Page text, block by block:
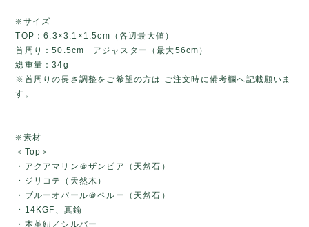
❇️サイズ
TOP：6.3×3.1×1.5cm（各辺最大値）
首周り：50.5cm +アジャスター（最大56cm）
総重量：34g
※首周りの長さ調整をご希望の方は ご注文時に備考欄へ記載願いま
す。
❇️素材
＜Top＞
・アクアマリン＠ザンビア（天然石）
・ジリコテ（天然木）
・ブルーオパール＠ペルー（天然石）
・14KGF、真鍮
・本革紐／シルバー